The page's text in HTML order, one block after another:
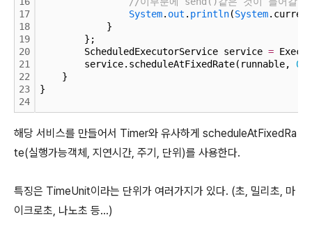
17
18
19
20
21
22
23
24
System. out . println(System
}
};
ScheduledExecutorService service =
service.scheduleAtFixedRate(runnable, 0
}
}
해당 서비스를 만들어서 Timer와 유사하게 scheduleAtFixedRa
te(실행가능객체, 지연시간, 주기, 단위)를 사용한다.
특징은 TimeUnit이라는 단위가 여러가지가 있다. (초, 밀리초, 마
이크로초, 나노초 등...)